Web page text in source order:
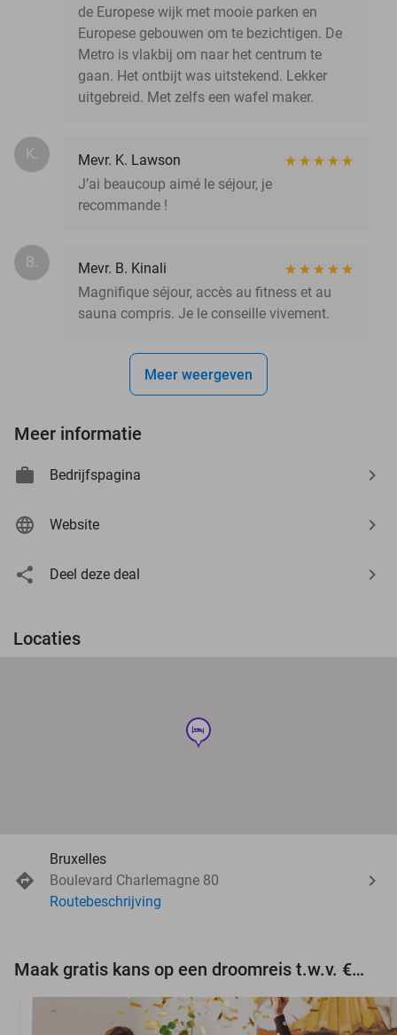
de Europese wijk met mooie parken en
Europese gebouwen om te bezichtigen. De
Metro is vlakbij om naar het centrum te
gaan. Het ontbijt was uitstekend. Lekker
uitgebreid. Met zelfs een wafel maker.
K.
Mevr. K. Lawson
J’ai beaucoup aimé le séjour, je
recommande !
B.
Mevr. B. Kinali
Magnifique séjour, accès au fitness et au
sauna compris. Je le conseille vivement.
Meer weergeven
Meer informatie
Bedrijfspagina
Website
Deel deze deal
Locaties
hotel
Bruxelles
Boulevard Charlemagne 80
Routebeschrijving
Maak gratis kans op een droomreis t.w.v. €3.000!